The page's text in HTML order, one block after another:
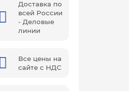
Доставка по
всей России
- Деловые
линии
Все цены на
сайте с НДС